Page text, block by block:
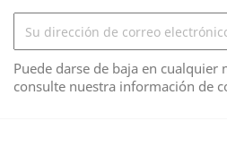
Puede darse de baja en cualquier
consulte nuestra información de